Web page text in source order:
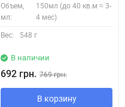
Объем,
мл:
150мл (до 40 кв.м ≈ 3-
4 мес)
Вес: 548 г
В наличии
692 грн. 769 грн.
В корзину